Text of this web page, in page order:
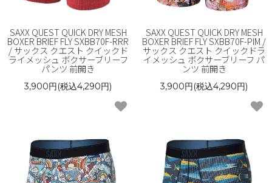
SAXX QUEST QUICK DRY MESH
BOXER BRIEF FLY SXBB70F-RRR
/ サックス クエスト クイックド
ライメッシュ ボクサーブリーフ
パンツ 前開き
3,900円(税込4,290円)
SAXX QUEST QUICK DRY MESH
BOXER BRIEF FLY SXBB70F-PIM /
サックス クエスト クイックドラ
イメッシュ ボクサーブリーフ パ
ンツ 前開き
3,900円(税込4,290円)